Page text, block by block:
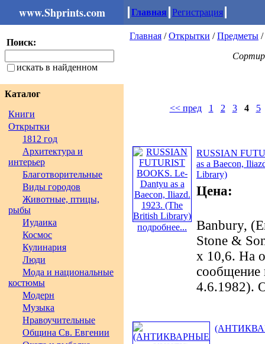
www.Shprints.com Главная Регистрация
Поиск:
искать в найденном
Каталог
Книги
Открытки
1812 год
Архитектура и
интерьер
Благотворительные
Виды городов
Животные, птицы,
рыбы
Иудаика
Космос
Кулинария
Люди
Мода и национальные
костюмы
Модерн
Музыка
Нравоучительные
Община Св. Евгении
Главная /Открытки /Предметы /
<< пред 1 2 3 4 5
подробнее...
RUSSIAN
as a Baecon,
Library)
Цена:
Banbury,
Stone &
х 10,6. На
сообщение
4.6.1982).